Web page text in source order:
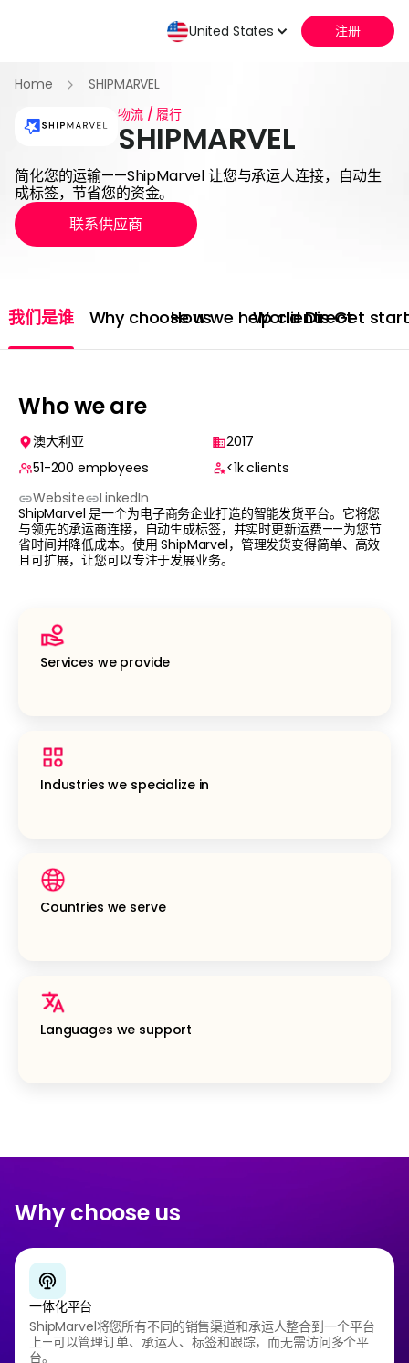
Home
SHIPMARVEL
物流 / 履行
SHIPMARVEL
简化您的运输——ShipMarvel 让您与承运人连接，自动生
成标签，节省您的资金。
联系供应商
我们是谁 Why choose usHow we help clients
World Direct
Get
Who we are
澳大利亚
2017
51-200 employees <1kclients
Website
LinkedIn
ShipMarvel 是一个为电子商务企业打造的智能发货平台。它将您
与领先的承运商连接，自动生成标签，并实时更新运费——为您节
省时间并降低成本。使用 ShipMarvel，管理发货变得简单、高效
且可扩展，让您可以专注于发展业务。
Services we provide
Industries we specialize in
Countries we serve
Languages we support
Why choose us
一体化平台
ShipMarvel将您所有不同的销售渠道和承运人整合到一个平台
上—可以管理订单、承运人、标签和跟踪，而无需访问多个平
台。
United States 注册